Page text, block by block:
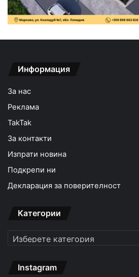
Информация
За нас
Реклама
TakTak
За контакти
Изпрати новина
Подкрепи ни
Декларация за поверителност
Категории
Категории
Instagram